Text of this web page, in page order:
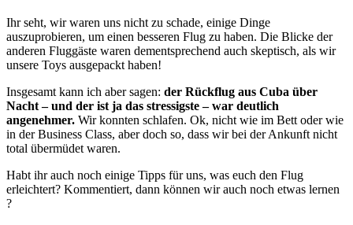
Ihr seht, wir waren uns nicht zu schade, einige Dinge
auszuprobieren, um einen besseren Flug zu haben. Die Blicke der
anderen Fluggäste waren dementsprechend auch skeptisch, als wir
unsere Toys ausgepackt haben!
Insgesamt kann ich aber sagen: der Rückflug aus Cuba über
Nacht – und der ist ja das stressigste – war deutlich
angenehmer. Wir konnten schlafen. Ok, nicht wie im Bett oder wie
in der Business Class, aber doch so, dass wir bei der Ankunft nicht
total übermüdet waren.
Habt ihr auch noch einige Tipps für uns, was euch den Flug
erleichtert? Kommentiert, dann können wir auch noch etwas lernen
?